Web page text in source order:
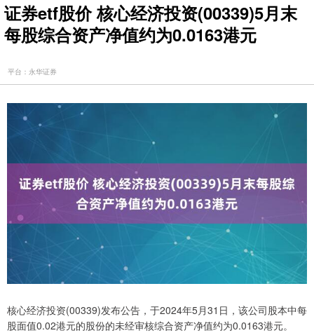
证券etf股价 核心经济投资(00339)5月末
每股综合资产净值约为0.0163港元
平台：永华证券
核心经济投资(00339)发布公告，于2024年5月31日，该公司股本中每
股面值0.02港元的股份的未经审核综合资产净值约为0.0163港元。